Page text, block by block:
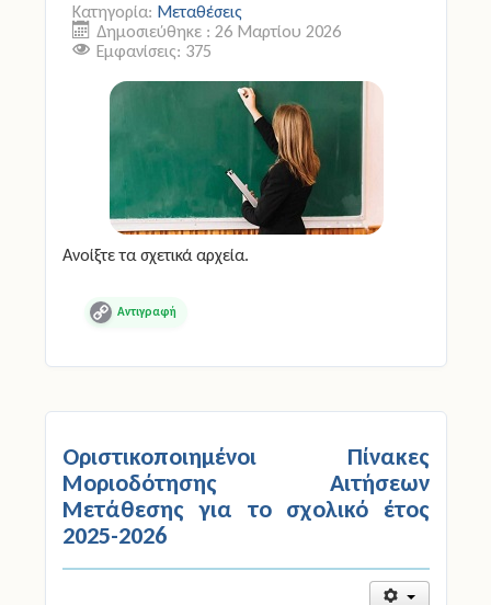
Κατηγορία: Μεταθέσεις
Δημοσιεύθηκε : 26 Μαρτίου 2026
Εμφανίσεις: 375
Ανοίξτε τα σχετικά αρχεία.
Copy
Οριστικοποιημένοι Πίνακες
Μοριοδότησης Αιτήσεων
Μετάθεσης για το σχολικό έτος
2025-2026